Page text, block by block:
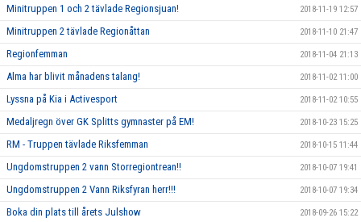
Minitruppen 1 och 2 tävlade Regionsjuan! 2018-11-19 12:57
Minitruppen 2 tävlade Regionåttan 2018-11-10 21:47
Regionfemman 2018-11-04 21:13
Alma har blivit månadens talang! 2018-11-02 11:00
Lyssna på Kia i Activesport 2018-11-02 10:55
Medaljregn över GK Splitts gymnaster på EM! 2018-10-23 15:25
RM - Truppen tävlade Riksfemman 2018-10-15 11:44
Ungdomstruppen 2 vann Storregiontrean!! 2018-10-07 19:41
Ungdomstruppen 2 Vann Riksfyran herr!!! 2018-10-07 19:34
Boka din plats till årets Julshow 2018-09-26 15:22